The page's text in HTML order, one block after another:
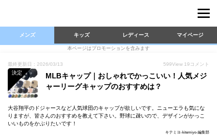
メンズ キッズ レディース マイページ
本ページはプロモーションを含みます
最終更新日：2026/03/13 599View 19 コメント
決定
MLBキャップ｜おしゃれでかっこいい！人気メジ
ャーリーグキャップのおすすめは？
大谷翔平のドジャースなど人気球団のキャップが欲しいです。ニューエラも気にな
りますが、皆さんのおすすめを教えて下さい。野球に疎いので、デザインがかっこ
いいものをかぶりたいです！
キテミヨ-kitemiyo-編集部